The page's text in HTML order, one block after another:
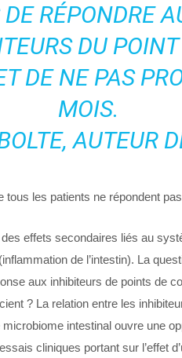
RÉPONDRE
DU
DE NE PAS
MOIS.
AUTEUR
tous les patients ne répondent
effets secondaires liés au
de l’intestin). La
aux inhibiteurs de points de
? La relation entre les
microbiome intestinal ouvre une
cliniques portant sur l’effet